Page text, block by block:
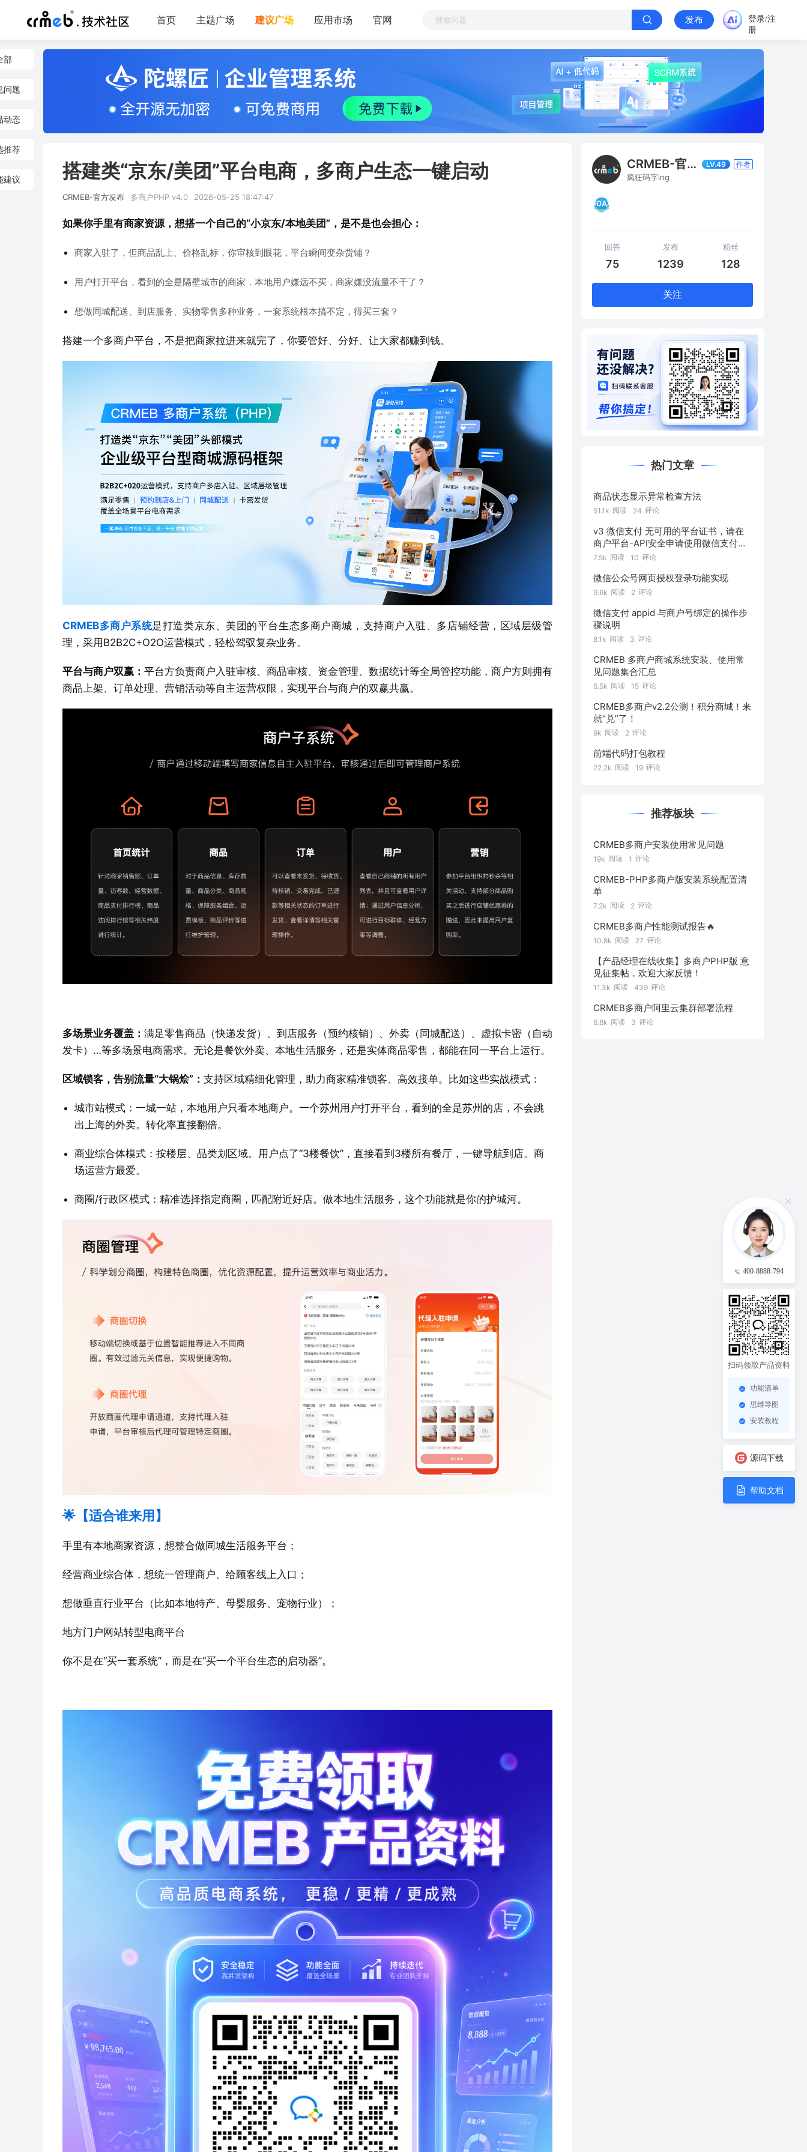
首页 主题广场 建议广场 应用市场 官网 发布
登录/注
册
部
问题
动态
推荐
建议 搭建类“京东/美团”平台电商，多商户生态一键启动
CRMEB-官方发布 多商户PHP v4.0 2026-05-25 18:47:47
如果你手里有商家资源，想搭一个自己的“小京东/本地美团”，是不是也会担心：
商家入驻了，但商品乱上、价格乱标，你审核到眼花，平台瞬间变杂货铺？
用户打开平台，看到的全是隔壁城市的商家，本地用户嫌远不买，商家嫌没流量不干了？
想做同城配送、到店服务、实物零售多种业务，一套系统根本搞不定，得买三套？
搭建一个多商户平台，不是把商家拉进来就完了，你要管好、分好、让大家都赚到钱。
CRMEB多商户系统是打造类京东、美团的平台生态多商户商城，支持商户入驻、多店铺经营，区域层级管
理，采用B2B2C+O2O运营模式，轻松驾驭复杂业务。
平台与商户双赢： 平台方负责商户入驻审核、商品审核、资金管理、数据统计等全局管控功能，商户方则拥有
商品上架、订单处理、营销活动等自主运营权限，实现平台与商户的双赢共赢。
多场景业务覆盖： 满足零售商品（快递发货）、到店服务（预约核销）、外卖（同城配送）、虚拟卡密（自动
发卡）…等多场景电商需求。无论是餐饮外卖、本地生活服务，还是实体商品零售，都能在同一平台上运行。
区域锁客，告别流量“大锅烩”： 支持区域精细化管理，助力商家精准锁客、高效接单。比如这些实战模式：
城市站模式：一城一站，本地用户只看本地商户。一个苏州用户打开平台，看到的全是苏州的店，不会跳
出上海的外卖。转化率直接翻倍。
商业综合体模式：按楼层、品类划区域。用户点了“3楼餐饮”，直接看到3楼所有餐厅，一键导航到店。商
场运营方最爱。
商圈/行政区模式：精准选择指定商圈，匹配附近好店。做本地生活服务，这个功能就是你的护城河。
🌟【适合谁来用】
手里有本地商家资源，想整合做同城生活服务平台；
经营商业综合体，想统一管理商户、给顾客线上入口；
想做垂直行业平台（比如本地特产、母婴服务、宠物行业）；
地方门户网站转型电商平台
你不是在“买一套系统”，而是在“买一个平台生态的启动器”。
CRMEB-官方发布 LV.49 作者
疯狂码字ing
回答
75
发布
1239
粉丝
128
关注
热门文章
商品状态显示异常检查方法
51.1k 阅读 24 评论
v3 微信支付 无可用的平台证书，请在
商户平台-API安全申请使用微信支付公
钥
7.5k 阅读 10 评论
微信公众号网页授权登录功能实现
9.6k 阅读 2 评论
微信支付 appid 与商户号绑定的操作步
骤说明
8.1k 阅读 3 评论
CRMEB 多商户商城系统安装、使用常
见问题集合汇总
6.5k 阅读 15 评论
CRMEB多商户v2.2公测！积分商城！来
就“兑”了！
9k 阅读 2 评论
前端代码打包教程
22.2k 阅读 19 评论
推荐板块
CRMEB多商户安装使用常见问题
19k 阅读 1 评论
CRMEB-PHP多商户版安装系统配置清
单
7.2k 阅读 2 评论
CRMEB多商户性能测试报告🔥
10.8k 阅读 27 评论
【产品经理在线收集】多商户PHP版 意
见征集帖，欢迎大家反馈！
11.3k 阅读 439 评论
CRMEB多商户阿里云集群部署流程
6.8k 阅读 3 评论
400-8888-794
扫码领取产品资料
功能清单
思维导图
安装教程
源码下载
帮助文档